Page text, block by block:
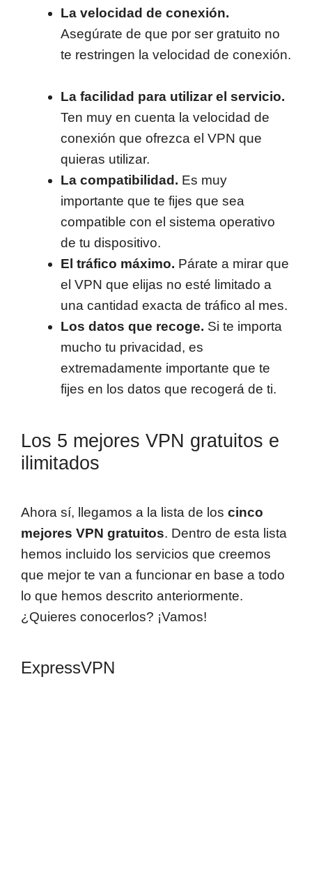
La velocidad de conexión.
Asegúrate de que por ser gratuito no
te restringen la velocidad de conexión.
La facilidad para utilizar el servicio.
Ten muy en cuenta la velocidad de
conexión que ofrezca el VPN que
quieras utilizar.
La compatibilidad. Es muy
importante que te fijes que sea
compatible con el sistema operativo
de tu dispositivo.
El tráfico máximo. Párate a mirar que
el VPN que elijas no esté limitado a
una cantidad exacta de tráfico al mes.
Los datos que recoge. Si te importa
mucho tu privacidad, es
extremadamente importante que te
fijes en los datos que recogerá de ti.
Los 5 mejores VPN gratuitos e
ilimitados
Ahora sí, llegamos a la lista de los cinco
mejores VPN gratuitos. Dentro de esta lista
hemos incluido los servicios que creemos
que mejor te van a funcionar en base a todo
lo que hemos descrito anteriormente.
¿Quieres conocerlos? ¡Vamos!
ExpressVPN